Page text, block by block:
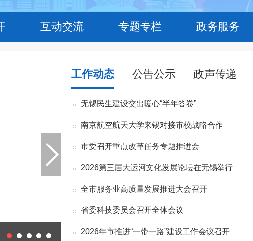
互动交流 专题专栏 政务服务
江苏省法规规章规范性文件数据库
工作动态 公告公示 政声传递
无锡民生建设交出暖心“半年答卷”
南京航空航天大学来锡对接市校战略合作
市委召开重点改革任务专题推进会
2026第三届大运河文化发展论坛在无锡举行
全市服务业高质量发展推进大会召开
省委科技委员会召开全体会议
2026年市推进“一带一路”建设工作会议召开